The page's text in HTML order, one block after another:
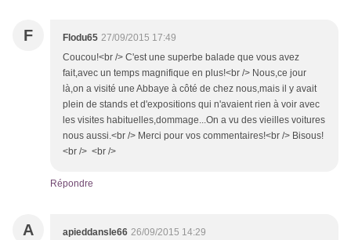
F Flodu65 27/09/2015 17:49
Coucou!<br /> C'est une superbe balade que vous avez
fait,avec un temps magnifique en plus!<br /> Nous,ce jour
là,on a visité une Abbaye à côté de chez nous,mais il y avait
plein de stands et d'expositions qui n'avaient rien à voir avec
les visites habituelles,dommage...On a vu des vieilles voitures
nous aussi.<br /> Merci pour vos commentaires!<br /> Bisous!
<br /> <br />
Répondre
A apieddansle66 26/09/2015 14:29